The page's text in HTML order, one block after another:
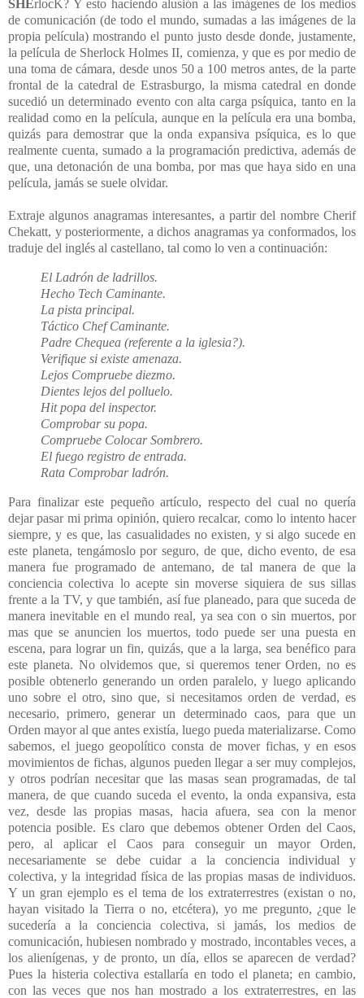
SHErlocK? Y esto haciendo alusión a las imágenes de los medios
de comunicación (de todo el mundo, sumadas a las imágenes de la
propia película) mostrando el punto justo desde donde, justamente,
la película de Sherlock Holmes II, comienza, y que es por medio de
una toma de cámara, desde unos 50 a 100 metros antes, de la parte
frontal de la catedral de Estrasburgo, la misma catedral en donde
sucedió un determinado evento con alta carga psíquica, tanto en la
realidad como en la película, aunque en la película era una bomba,
quizás para demostrar que la onda expansiva psíquica, es lo que
realmente cuenta, sumado a la programación predictiva, además de
que, una detonación de una bomba, por mas que haya sido en una
película, jamás se suele olvidar.
Extraje algunos anagramas interesantes, a partir del nombre Cherif
Chekatt, y posteriormente, a dichos anagramas ya conformados, los
traduje del inglés al castellano, tal como lo ven a continuación:
El Ladrón de ladrillos.
Hecho Tech Caminante.
La pista principal.
Táctico Chef Caminante.
Padre Chequea (referente a la iglesia?).
Verifique si existe amenaza.
Lejos Compruebe diezmo.
Dientes lejos del polluelo.
Hit popa del inspector.
Comprobar su popa.
Compruebe Colocar Sombrero.
El fuego registro de entrada.
Rata Comprobar ladrón.
Para finalizar este pequeño artículo, respecto del cual no quería
dejar pasar mi prima opinión, quiero recalcar, como lo intento hacer
siempre, y es que, las casualidades no existen, y si algo sucede en
este planeta, tengámoslo por seguro, de que, dicho evento, de esa
manera fue programado de antemano, de tal manera de que la
conciencia colectiva lo acepte sin moverse siquiera de sus sillas
frente a la TV, y que también, así fue planeado, para que suceda de
manera inevitable en el mundo real, ya sea con o sin muertos, por
mas que se anuncien los muertos, todo puede ser una puesta en
escena, para lograr un fin, quizás, que a la larga, sea benéfico para
este planeta. No olvidemos que, si queremos tener Orden, no es
posible obtenerlo generando un orden paralelo, y luego aplicando
uno sobre el otro, sino que, si necesitamos orden de verdad, es
necesario, primero, generar un determinado caos, para que un
Orden mayor al que antes existía, luego pueda materializarse. Como
sabemos, el juego geopolítico consta de mover fichas, y en esos
movimientos de fichas, algunos pueden llegar a ser muy complejos,
y otros podrían necesitar que las masas sean programadas, de tal
manera, de que cuando suceda el evento, la onda expansiva, esta
vez, desde las propias masas, hacia afuera, sea con la menor
potencia posible. Es claro que debemos obtener Orden del Caos,
pero, al aplicar el Caos para conseguir un mayor Orden,
necesariamente se debe cuidar a la conciencia individual y
colectiva, y la integridad física de las propias masas de individuos.
Y un gran ejemplo es el tema de los extraterrestres (existan o no,
hayan visitado la Tierra o no, etcétera), yo me pregunto, ¿que le
sucedería a la conciencia colectiva, si jamás, los medios de
comunicación, hubiesen nombrado y mostrado, incontables veces, a
los alienígenas, y de pronto, un día, ellos se aparecen de verdad?
Pues la histeria colectiva estallaría en todo el planeta; en cambio,
con las veces que nos han mostrado a los extraterrestres, en las